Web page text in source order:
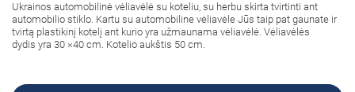
Ukrainos automobilinė vėliavėlė su koteliu, su herbu skirta tvirtinti ant
automobilio stiklo. Kartu su automobiline vėliavėle Jūs taip pat gaunate ir
tvirtą plastikinį kotelį ant kurio yra užmaunama vėliavėlė. Vėliavėlės
dydis yra 30 ×40 cm. Kotelio aukštis 50 cm.